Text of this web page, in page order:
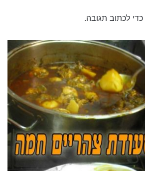
כדי לכתוב תגובה.